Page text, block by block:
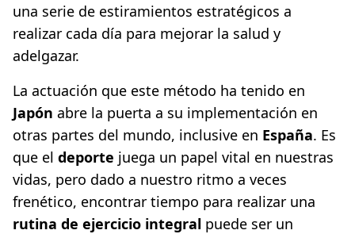
una serie de estiramientos estratégicos a
realizar cada día para mejorar la salud y
adelgazar.
La actuación que este método ha tenido en
Japón abre la puerta a su implementación en
otras partes del mundo, inclusive en España. Es
que el deporte juega un papel vital en nuestras
vidas, pero dado a nuestro ritmo a veces
frenético, encontrar tiempo para realizar una
rutina de ejercicio integral puede ser un